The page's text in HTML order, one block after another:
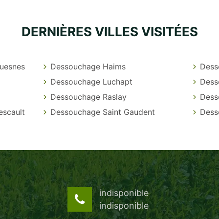
DERNIÈRES VILLES VISITÉES
Dessouchage Haims
Dessouchage Luchapt
Dessouchage Raslay
Dessouchage Saint Gaudent
indisponible
indisponible